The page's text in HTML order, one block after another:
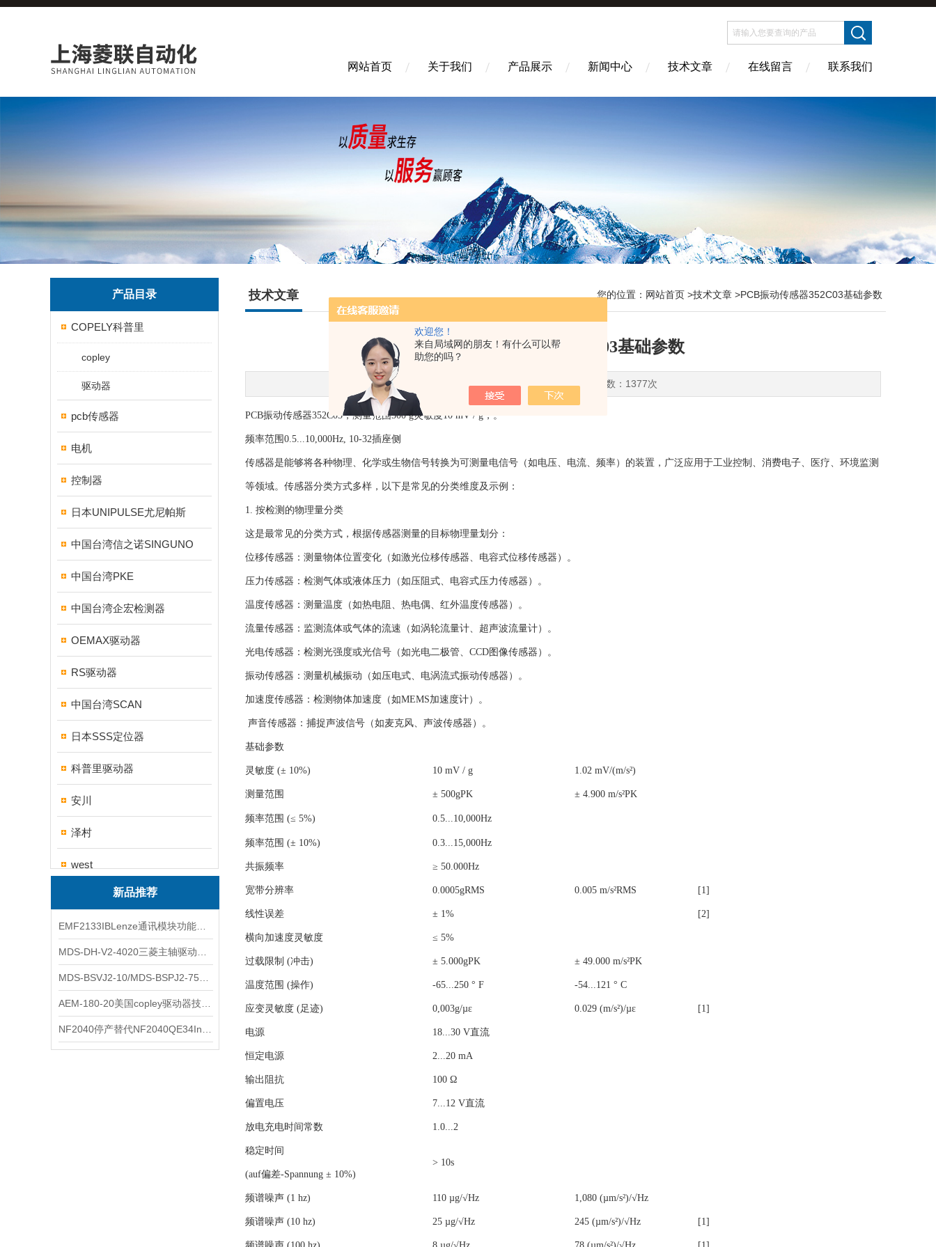
欢迎您！
来自局域网的朋友！有什么可以帮
助您的吗？
网站首页 关于我们 产品展示 新闻中心 技术文章 在线留言 联系我们
产品目录
COPELY科普里
copley
驱动器
pcb传感器
电机
控制器
日本UNIPULSE尤尼帕斯
中国台湾信之诺SINGUNO
中国台湾PKE
中国台湾企宏检测器
OEMAX驱动器
RS驱动器
中国台湾SCAN
日本SSS定位器
科普里驱动器
安川
泽村
west
三碁
富士
安捷伦
新品推荐
技术文章 您的位置： 网站首页 >技术文章 >PCB振动传感器352C03基础参数
PCB振动传感器352C03基础参数
更新时间：2025-03-10 点击次数：1377次
PCB振动传感器352C03，测量范围500 g灵敏度10 mV / g，。
频率范围0.5...10,000Hz, 10-32插座侧
传感器是能够将各种物理、化学或生物信号转换为可测量电信号（如电压、电流、频率）的装置，广泛应用于工业控制、消费电子、医疗、环境监测
等领域。传感器分类方式多样，以下是常见的分类维度及示例：
1. 按检测的物理量分类
这是最常见的分类方式，根据传感器测量的目标物理量划分：
位移传感器：测量物体位置变化（如激光位移传感器、电容式位移传感器）。
压力传感器：检测气体或液体压力（如压阻式、电容式压力传感器）。
温度传感器：测量温度（如热电阻、热电偶、红外温度传感器）。
流量传感器：监测流体或气体的流速（如涡轮流量计、超声波流量计）。
光电传感器：检测光强度或光信号（如光电二极管、CCD图像传感器）。
振动传感器：测量机械振动（如压电式、电涡流式振动传感器）。
加速度传感器：检测物体加速度（如MEMS加速度计）。
声音传感器：捕捉声波信号（如麦克风、声波传感器）。
基础参数
灵敏度 (± 10%) 10 mV / g 1.02 mV/(m/s²)
测量范围 ± 500gPK ± 4.900 m/s²PK
频率范围 (≤ 5%) 0.5...10,000Hz
频率范围 (± 10%) 0.3...15,000Hz
共振频率 ≥ 50.000Hz
宽带分辨率 0.0005gRMS 0.005 m/s²RMS [1]
线性误差 ± 1% [2]
横向加速度灵敏度 ≤ 5%
过载限制 (冲击) ± 5.000gPK ± 49.000 m/s²PK
温度范围 (操作) -65...250 ° F -54...121 ° C
应变灵敏度 (足迹) 0,003g/µε 0.029 (m/s²)/µε [1]
电源 18...30 V直流
恒定电源 2...20 mA
输出阻抗 100 Ω
偏置电压 7...12 V直流
放电充电时间常数 1.0...2
稳定时间
> 10s
(auf偏差-Spannung ± 10%)
频谱噪声 (1 hz) 110 µg/√Hz 1,080 (µm/s²)/√Hz
频谱噪声 (10 hz) 25 µg/√Hz 245 (µm/s²)/√Hz [1]